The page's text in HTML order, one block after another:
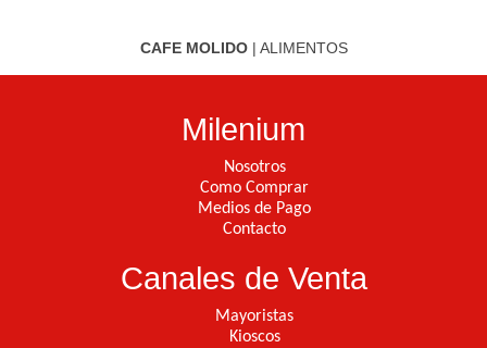
CAFE MOLIDO| ALIMENTOS
Milenium
Nosotros
Como Comprar
Medios de Pago
Contacto
Canales de Venta
Mayoristas
Kioscos